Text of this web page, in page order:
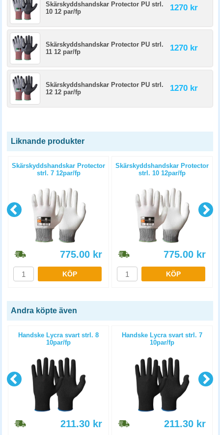
Skärskyddshandskar Protector PU strl.
10 12 par/fp
1270 kr
Skärskyddshandskar Protector PU strl.
11 12 par/fp
1270 kr
Skärskyddshandskar Protector PU strl.
12 12 par/fp
1270 kr
Liknande produkter
Skärskyddshandskar Protector
strl. 7 12par/fp
775.00 kr
KÖP
Skärskyddshandskar Protector
strl. 10 12par/fp
775.00 kr
KÖP
Andra köpte även
Handske Lycra svart strl. 8
10par/fp
211.30 kr
Handske Lycra svart strl. 7
10par/fp
211.30 kr